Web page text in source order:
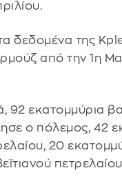
δεδομένα της
από την 1η
92 εκατομμύρια
ο πόλεμος, 42
20